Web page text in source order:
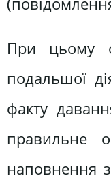
При цьому
подальшої
факту
правильне
наповнення